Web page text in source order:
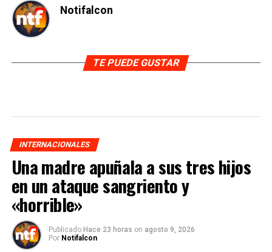
Notifalcon
TE PUEDE GUSTAR
INTERNACIONALES
Una madre apuñala a sus tres hijos
en un ataque sangriento y
«horrible»
Publicado Hace 23 horas on agosto 9, 2026
Por Notifalcon